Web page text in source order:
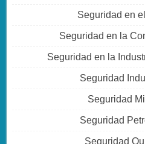
Seguridad en
Seguridad en la
Seguridad en la
Seguridad
Seguridad
Seguridad
Seguridad